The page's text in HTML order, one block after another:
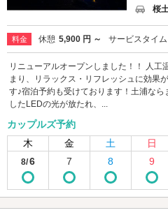
桜
料金 休憩 5,900 円 ～ サービスタイム
リニューアルオープンしました！！
まり、リラックス・リフレッシュに効果
す♪宿泊予約も受けております！土浦な
したLEDの光が放たれ、...
カップルズ予約
木
金 土 日
8/6 7 8 9